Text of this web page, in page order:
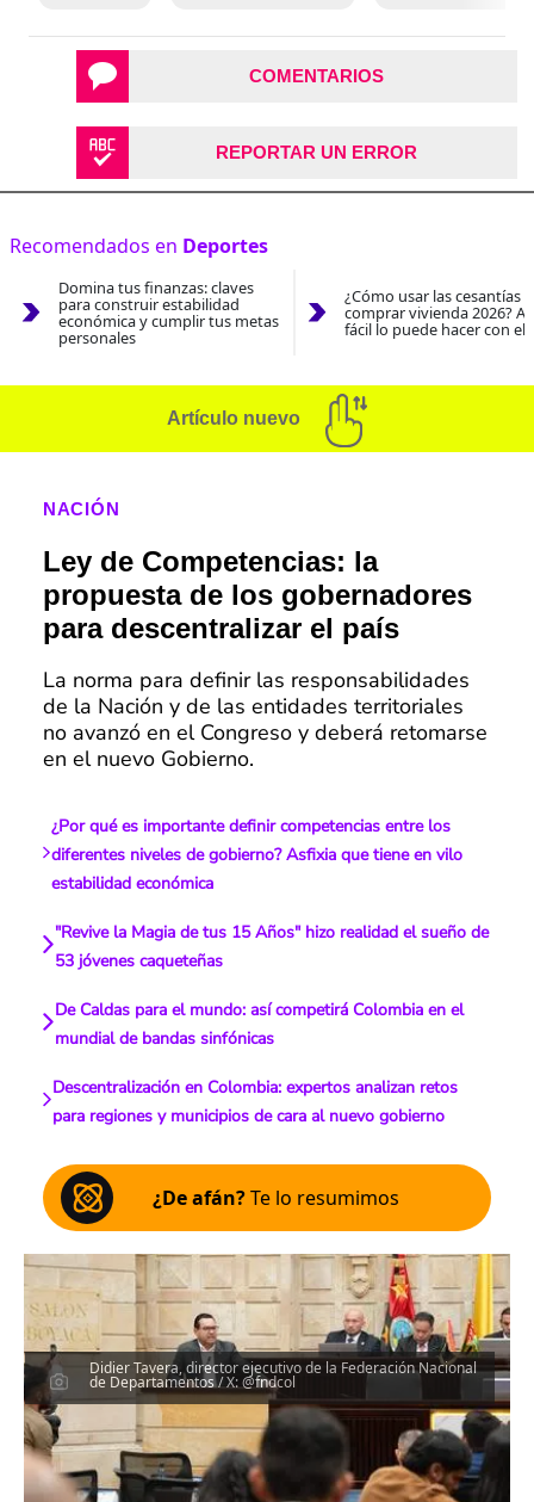
COMENTARIOS
REPORTAR UN ERROR
Recomendados en Deportes
Domina tus finanzas: claves
para construir estabilidad
económica y cumplir tus metas
personales
¿Cómo usar las cesantías
comprar vivienda 2026?
fácil lo puede hacer con el
Artículo nuevo
NACIÓN
Ley de Competencias: la
propuesta de los gobernadores
para descentralizar el país
La norma para definir las responsabilidades
de la Nación y de las entidades territoriales
no avanzó en el Congreso y deberá retomarse
en el nuevo Gobierno.
¿Por qué es importante definir competencias entre los
diferentes niveles de gobierno? Asfixia que tiene en vilo
estabilidad económica
"Revive la Magia de tus 15 Años" hizo realidad el sueño de
53 jóvenes caqueteñas
De Caldas para el mundo: así competirá Colombia en el
mundial de bandas sinfónicas
Descentralización en Colombia: expertos analizan retos
para regiones y municipios de cara al nuevo gobierno
¿De afán?Te lo resumimos
Didier Tavera, director ejecutivo de la Federación Nacional
de Departamentos / X: @fndcol